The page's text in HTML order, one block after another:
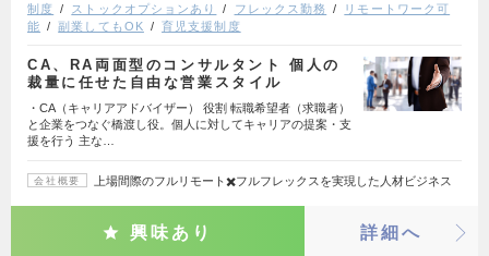
制度
ストックオプションあり フレックス勤務
リモートワーク可
能
副業してもOK 育児支援制度
CA、RA両面型のコンサルタント 個人の
裁量に任せた自由な営業スタイル
・CA（キャリアアドバイザー） 役割 転職希望者（求職者）
と企業をつなぐ橋渡し役。個人に対してキャリアの提案・支
援を行う 主な…
会社概要 上場間際のフルリモート✖️フルフレックスを実現した人材ビジネス
興味あり 詳細へ